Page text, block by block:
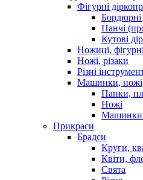
Фігурні
Бордюрні
Панчі
Кутові
Ножиці,
Ножі, різаки
Різні
Машинки,
Папки,
Ножі
Машинки
Прикраси
Брадси
Круги,
Квіти,
Свята